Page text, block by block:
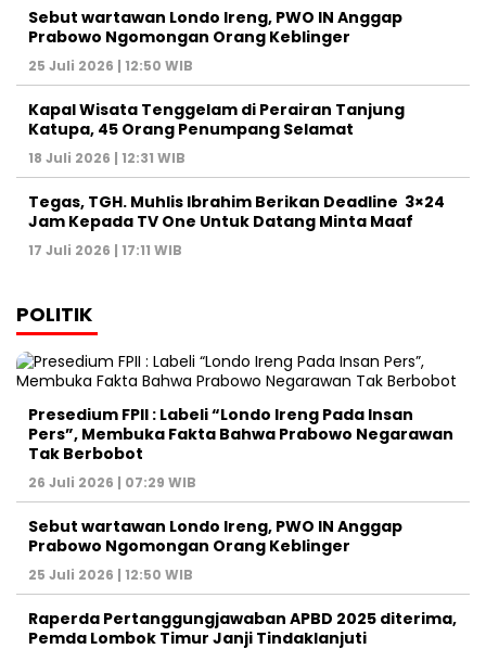
Sebut wartawan Londo Ireng, PWO IN Anggap
Prabowo Ngomongan Orang Keblinger
25 Juli 2026 | 12:50 WIB
Kapal Wisata Tenggelam di Perairan Tanjung
Katupa, 45 Orang Penumpang Selamat
18 Juli 2026 | 12:31 WIB
Tegas, TGH. Muhlis Ibrahim Berikan Deadline 3×24
Jam Kepada TV One Untuk Datang Minta Maaf
17 Juli 2026 | 17:11 WIB
POLITIK
Presedium FPII : Labeli “Londo Ireng Pada Insan
Pers”, Membuka Fakta Bahwa Prabowo Negarawan
Tak Berbobot
26 Juli 2026 | 07:29 WIB
Sebut wartawan Londo Ireng, PWO IN Anggap
Prabowo Ngomongan Orang Keblinger
25 Juli 2026 | 12:50 WIB
Raperda Pertanggungjawaban APBD 2025 diterima,
Pemda Lombok Timur Janji Tindaklanjuti